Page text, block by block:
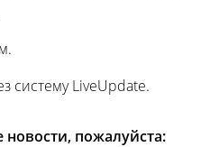
систему LiveUpdate.
пожалуйста: